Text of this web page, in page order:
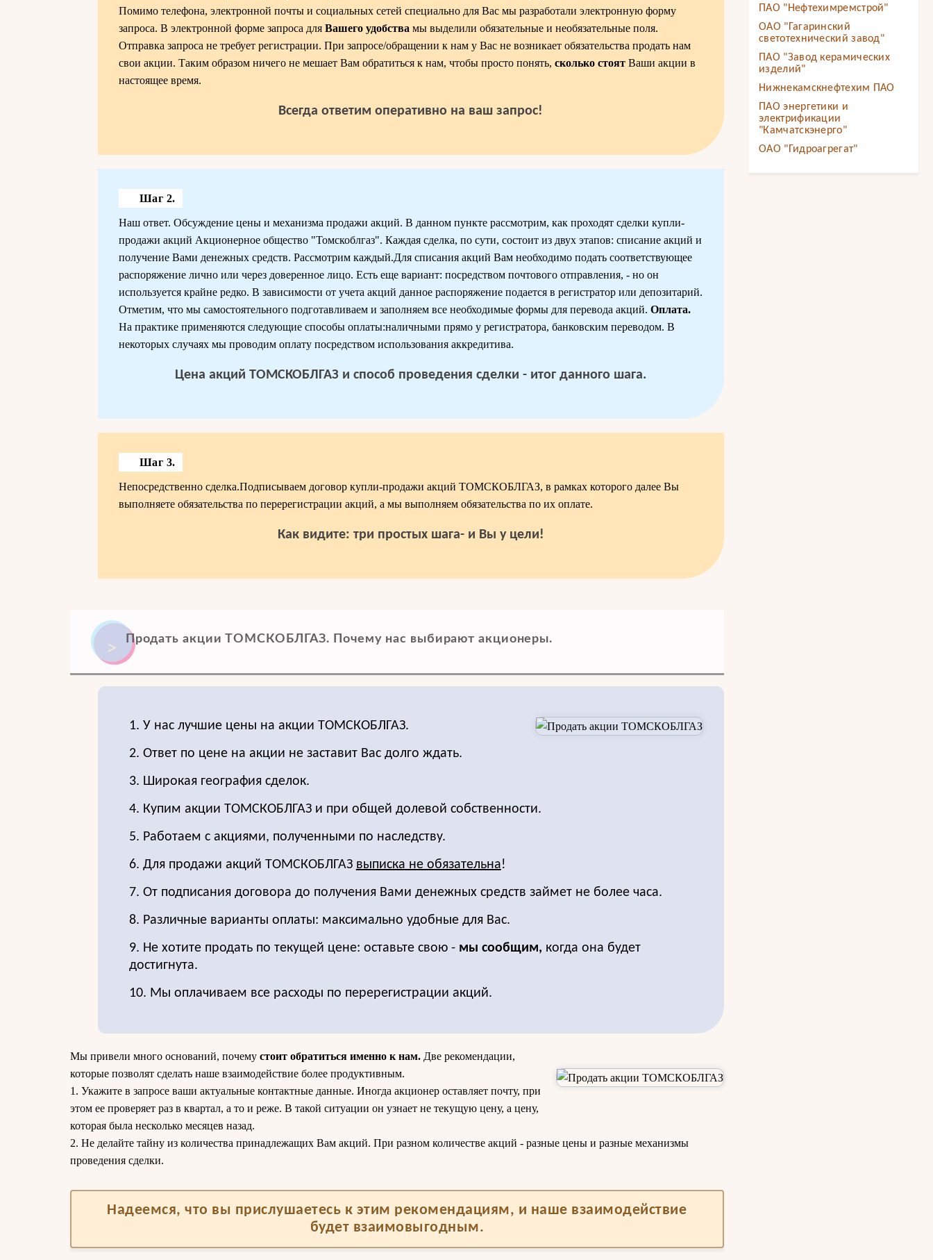
Помимо телефона, электронной почты и социальных сетей специально для Вас мы разработали электронную форму
запроса. В электронной форме запроса для Вашего удобства мы выделили обязательные и необязательные поля.
Отправка запроса не требует регистрации. При запросе/обращении к нам у Вас не возникает обязательства продать нам
свои акции. Таким образом ничего не мешает Вам обратиться к нам, чтобы просто понять, сколько стоятВаши акции в
настоящее время.
Всегда ответим оперативно на ваш запрос!
Шаг 2.
Наш ответ. Обсуждение цены и механизма продажи акций. В данном пункте рассмотрим, как проходят сделки купли-
продажи акций Акционерное общество "Томскоблгаз". Каждая сделка, по сути, состоит из двух этапов: списание акций и
получение Вами денежных средств. Рассмотрим каждый.Для списания акций Вам необходимо подать соответствующее
распоряжение лично или через доверенное лицо. Есть еще вариант: посредством почтового отправления, - но он
используется крайне редко. В зависимости от учета акций данное распоряжение подается в регистратор или депозитарий.
Отметим, что мы самостоятельного подготавливаем и заполняем все необходимые формы для перевода акций. Оплата.
На практике применяются следующие способы оплаты:наличными прямо у регистратора, банковским переводом. В
некоторых случаях мы проводим оплату посредством использования аккредитива.
Цена акций ТОМСКОБЛГАЗ и способ проведения сделки - итог данного шага.
Шаг 3.
Непосредственно сделка.Подписываем договор купли-продажи акций ТОМСКОБЛГАЗ, в рамках которого далее Вы
выполняете обязательства по перерегистрации акций, а мы выполняем обязательства по их оплате.
Как видите: три простых шага- и Вы у цели!
Продать акции ТОМСКОБЛГАЗ. Почему нас выбирают акционеры.
1. У нас лучшие цены на акции ТОМСКОБЛГАЗ.
2. Ответ по цене на акции не заставит Вас долго ждать.
3. Широкая география сделок.
4. Купим акции ТОМСКОБЛГАЗ и при общей долевой собственности.
5. Работаем с акциями, полученными по наследству.
6. Для продажи акций ТОМСКОБЛГАЗ выписка не обязательна!
7. От подписания договора до получения Вами денежных средств займет не более часа.
8. Различные варианты оплаты: максимально удобные для Вас.
9. Не хотите продать по текущей цене: оставьте свою - мы сообщим, когда она будет
достигнута.
10. Мы оплачиваем все расходы по перерегистрации акций.
Мы привели много оснований, почему стоит обратиться именно к нам.Две рекомендации,
которые позволят сделать наше взаимодействие более продуктивным.
1. Укажите в запросе ваши актуальные контактные данные. Иногда акционер оставляет почту, при
этом ее проверяет раз в квартал, а то и реже. В такой ситуации он узнает не текущую цену, а цену,
которая была несколько месяцев назад.
2. Не делайте тайну из количества принадлежащих Вам акций. При разном количестве акций - разные цены и разные механизмы
проведения сделки.
Надеемся, что вы прислушаетесь к этим рекомендациям, и наше взаимодействие
будет взаимовыгодным.
ПАО "Нефтехимремстрой"
ОАО "Гагаринский
светотехнический завод"
ПАО "Завод керамических
изделий"
Нижнекамскнефтехим ПАО
ПАО энергетики и
электрификации
"Камчатскэнерго"
ОАО "Гидроагрегат"